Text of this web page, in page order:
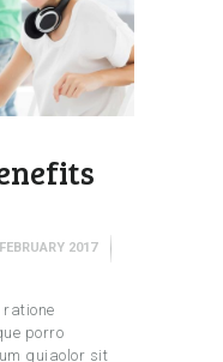
2017
ratione
porro
quiaolor sit